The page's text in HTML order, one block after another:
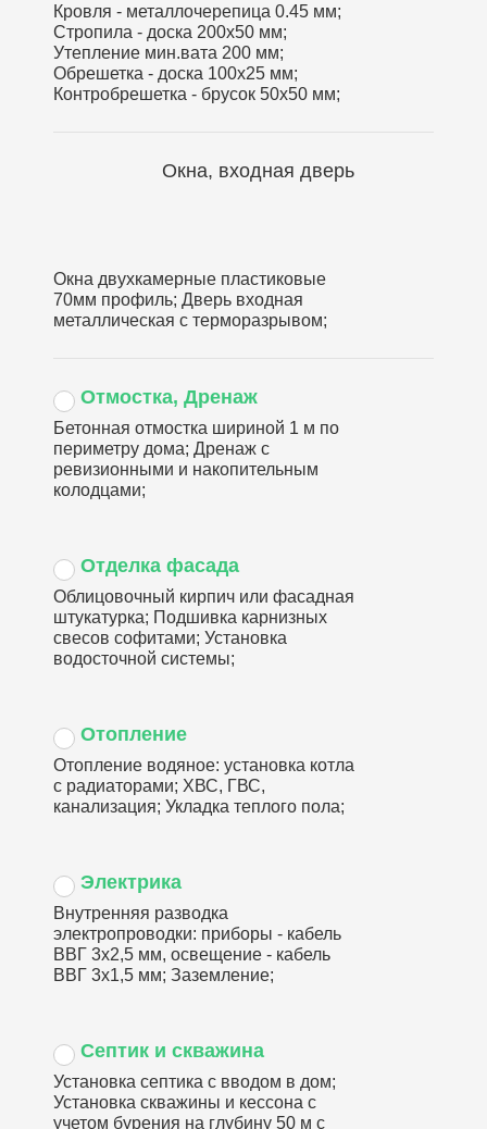
Кровля - металлочерепица 0.45 мм;
Стропила - доска 200х50 мм;
Утепление мин.вата 200 мм;
Обрешетка - доска 100х25 мм;
Контробрешетка - брусок 50х50 мм;
Окна, входная дверь
Окна двухкамерные пластиковые
70мм профиль; Дверь входная
металлическая с терморазрывом;
Отмостка, Дренаж
Бетонная отмостка шириной 1 м по
периметру дома; Дренаж с
ревизионными и накопительным
колодцами;
Отделка фасада
Облицовочный кирпич или фасадная
штукатурка; Подшивка карнизных
свесов софитами; Установка
водосточной системы;
Отопление
Отопление водяное: установка котла
с радиаторами; ХВС, ГВС,
канализация; Укладка теплого пола;
Электрика
Внутренняя разводка
электропроводки: приборы - кабель
ВВГ 3х2,5 мм, освещение - кабель
ВВГ 3х1,5 мм; Заземление;
Септик и скважина
Установка септика с вводом в дом;
Установка скважины и кессона с
учетом бурения на глубину 50 м с